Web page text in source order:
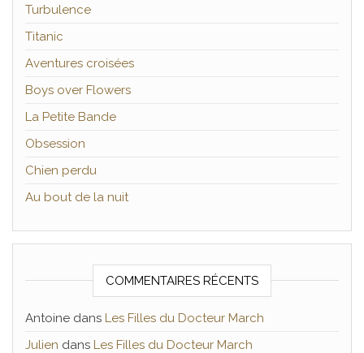
Turbulence
Titanic
Aventures croisées
Boys over Flowers
La Petite Bande
Obsession
Chien perdu
Au bout de la nuit
COMMENTAIRES RÉCENTS
Antoine dans Les Filles du Docteur March
Julien dans Les Filles du Docteur March